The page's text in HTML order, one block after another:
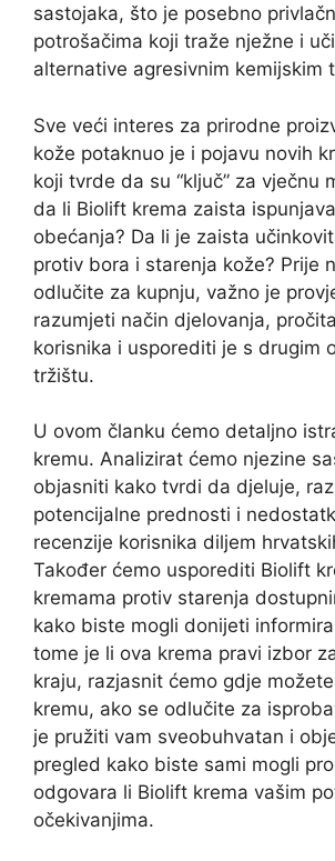
sastojaka, što je posebno
potrošačima koji traže nježne i
alternative agresivnim kemijskim
Sve veći interes za prirodne
kože potaknuo je i pojavu novih
koji tvrde da su “ključ” za vječnu
da li Biolift krema zaista
obećanja? Da li je zaista
protiv bora i starenja kože? Prije
odlučite za kupnju, važno je
razumjeti način djelovanja,
korisnika i usporediti je s drugim
tržištu.
U ovom članku ćemo detaljno
kremu. Analizirat ćemo njezine
objasniti kako tvrdi da djeluje,
potencijalne prednosti i
recenzije korisnika diljem
Također ćemo usporediti Biolift
kremama protiv starenja
kako biste mogli donijeti
tome je li ova krema pravi izbor
kraju, razjasnit ćemo gdje
kremu, ako se odlučite za
je pružiti vam sveobuhvatan i
pregled kako biste sami mogli
odgovara li Biolift krema vašim
očekivanjima.